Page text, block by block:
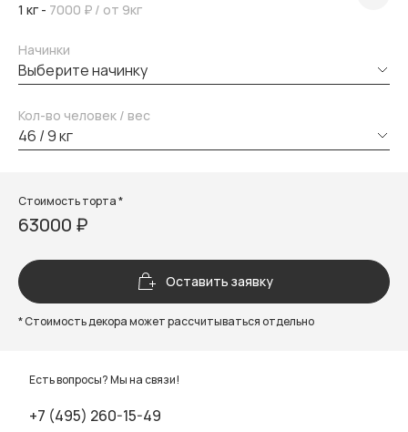
1 кг - 7000 ₽ / от 9кг
Начинки
выберите начинку
Кол-во человек / вес
46 / 9 кг
Стоимость торта *
63000 ₽
Оставить заявку
* Стоимость декора может рассчитываться отдельно
Есть вопросы? Мы на связи!
+7 (495) 260-15-49